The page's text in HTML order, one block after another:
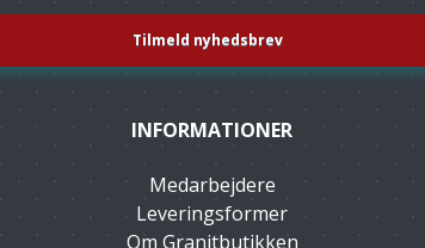
INFORMATIONER
Medarbejdere
Leveringsformer
Om Granitbutikken